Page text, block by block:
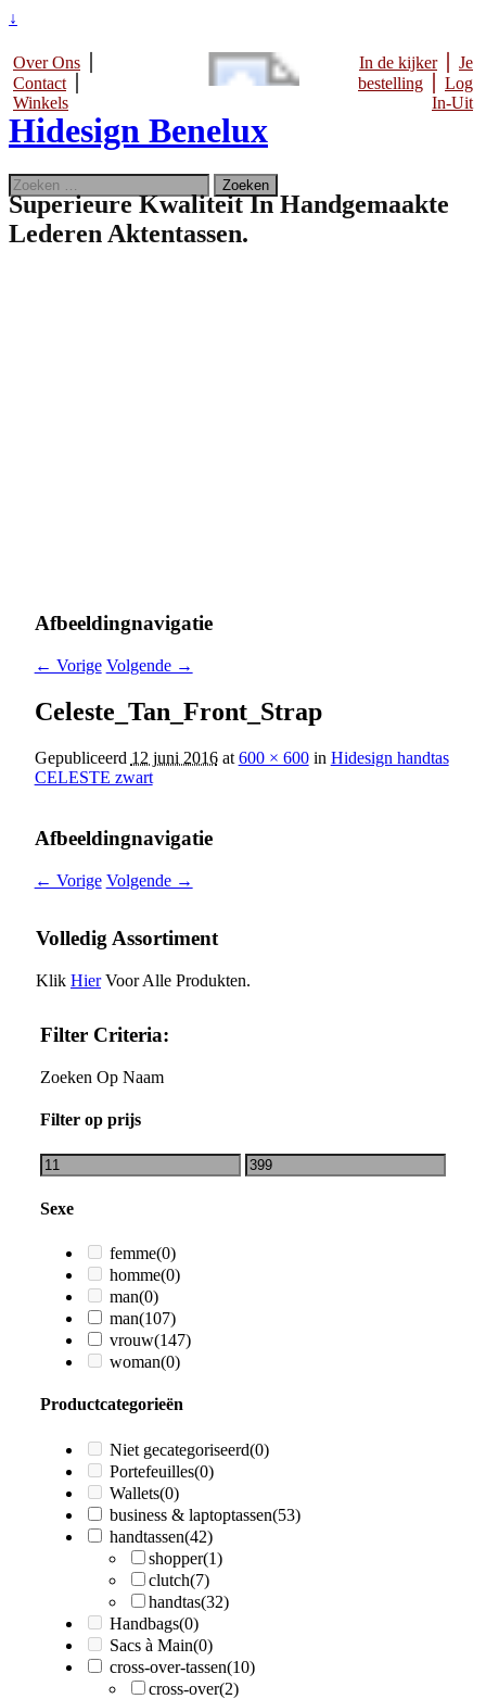
↓
Over Ons
Contact
Winkels
In de kijker⎪ Je
bestelling
Log
In-Uit
Hidesign Benelux
Zoeken
naar:
Superieure Kwaliteit In Handgemaakte
Lederen Aktentassen.
Afbeeldingnavigatie
← Vorige Volgende →
Celeste_Tan_Front_Strap
Gepubliceerd 12 juni 2016at 600 × 600in Hidesign handtas
CELESTE zwart
Afbeeldingnavigatie
← Vorige Volgende →
Volledig Assortiment
Klik HierVoor Alle Produkten.
Filter Criteria:
Zoeken Op Naam
Filter op prijs
Sexe
femme(0)
homme(0)
man(0)
man(107)
vrouw(147)
woman(0)
Productcategorieën
Niet gecategoriseerd(0)
Portefeuilles(0)
Wallets(0)
business & laptoptassen(53)
handtassen(42)
shopper(1)
clutch(7)
handtas(32)
Handbags(0)
Sacs à Main(0)
cross-over-tassen(10)
cross-over(2)